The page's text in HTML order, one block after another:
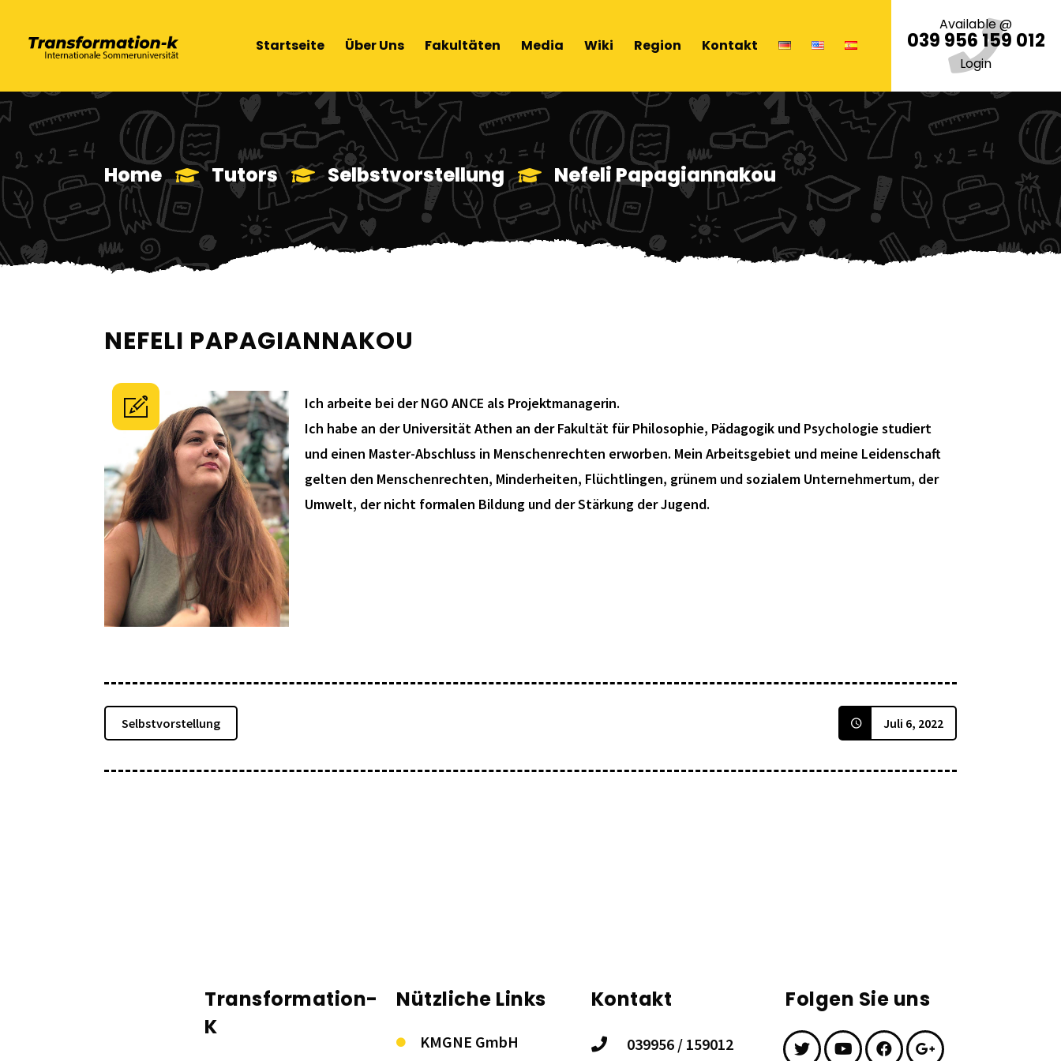
Startseite Über Uns Fakultäten Media Wiki Region Kontakt
Available @
039 956 159 012
Login
Home Tutors Selbstvorstellung Nefeli Papagiannakou
NEFELI PAPAGIANNAKOU
Ich arbeite bei der NGO ANCE als Projektmanagerin.
Ich habe an der Universität Athen an der Fakultät für Philosophie, Pädagogik und Psychologie studiert
und einen Master-Abschluss in Menschenrechten erworben. Mein Arbeitsgebiet und meine Leidenschaft
gelten den Menschenrechten, Minderheiten, Flüchtlingen, grünem und sozialem Unternehmertum, der
Umwelt, der nicht formalen Bildung und der Stärkung der Jugend.
Selbstvorstellung Juli 6, 2022
Transformation-
K
Nützliche Links
KMGNE GmbH
Kontakt
039956 / 159012
Folgen Sie uns